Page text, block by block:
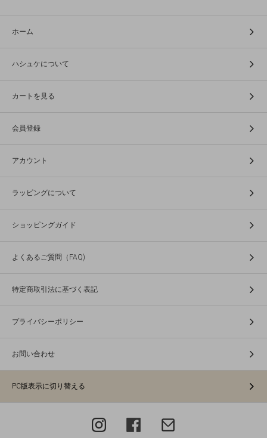
ホーム
ハシュケについて
カートを見る
会員登録
アカウント
ラッピングについて
ショッピングガイド
よくあるご質問（FAQ)
特定商取引法に基づく表記
プライバシーポリシー
お問い合わせ
PC版表示に切り替える